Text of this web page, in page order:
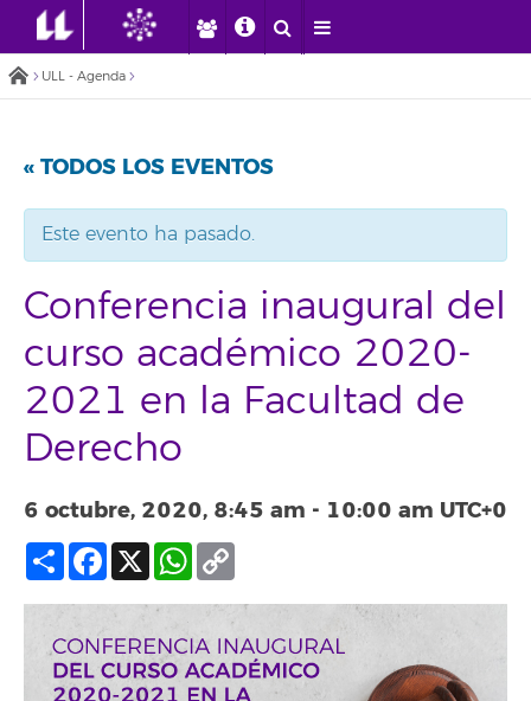
ULL - Agenda
« TODOS LOS EVENTOS
Este evento ha pasado.
Conferencia inaugural del
curso académico 2020-
2021 en la Facultad de
Derecho
6 octubre, 2020, 8:45 am - 10:00 am UTC+0
Compartir
Facebook
X WhatsApp